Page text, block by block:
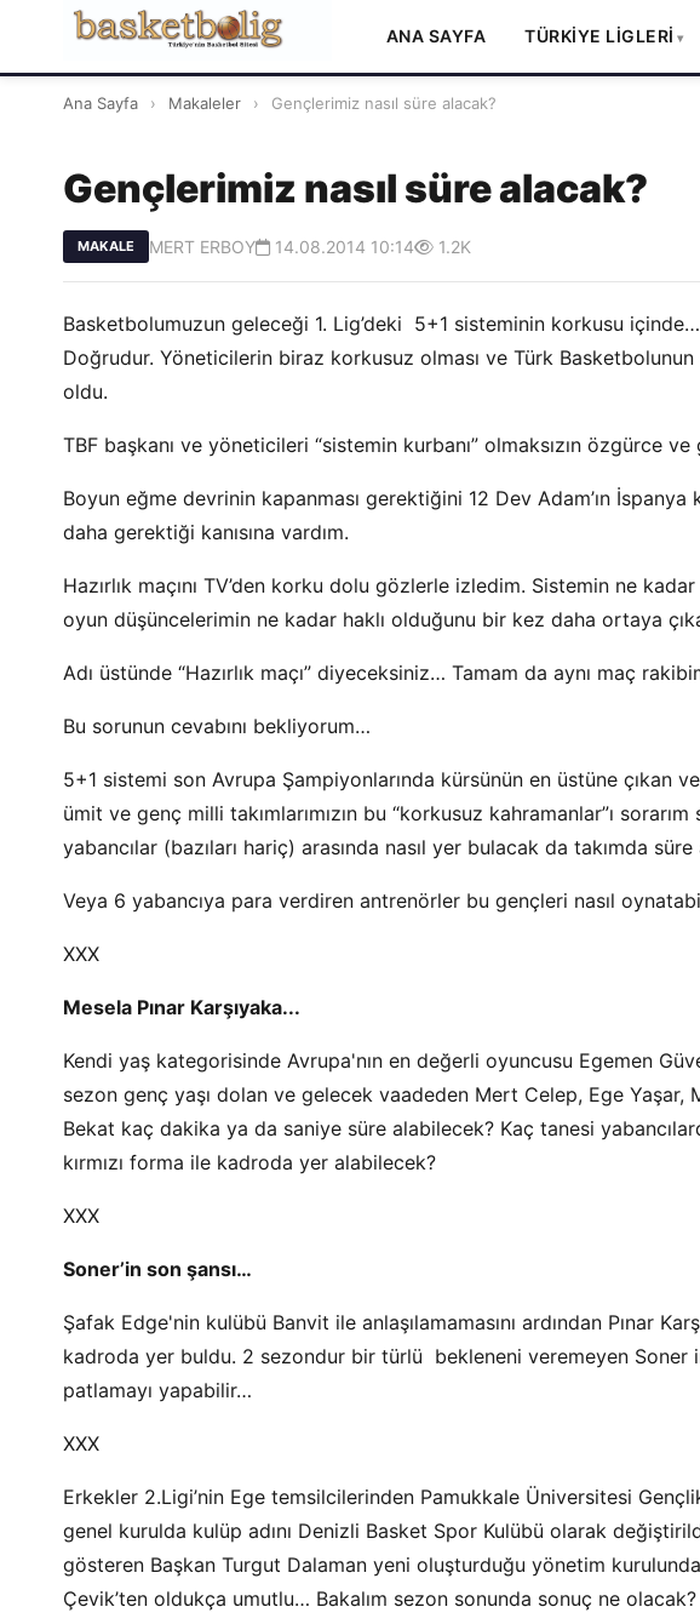
ANA SAYFA TÜRKİYE LİGLERİ
Ana Sayfa › Makaleler › Gençlerimiz nasıl süre alacak?
Gençlerimiz nasıl süre alacak?
MAKALE MERT ERBOY 14.08.2014 10:14 1.2K
Basketbolumuzun geleceği 1. Lig’deki 5+1 sisteminin korkusu
Doğrudur. Yöneticilerin biraz korkusuz olması ve Türk
oldu.
TBF başkanı ve yöneticileri “sistemin kurbanı” olmaksızın özgürce
Boyun eğme devrinin kapanması gerektiğini 12 Dev Adam’ın İspanya
daha gerektiği kanısına vardım.
Hazırlık maçını TV’den korku dolu gözlerle izledim. Sistemin ne
oyun düşüncelerimin ne kadar haklı olduğunu bir kez daha ortaya
Adı üstünde “Hazırlık maçı” diyeceksiniz… Tamam da aynı maç
Bu sorunun cevabını bekliyorum…
5+1 sistemi son Avrupa Şampiyonlarında kürsünün en üstüne çıkan
ümit ve genç milli takımlarımızın bu “korkusuz kahramanlar”ı
yabancılar (bazıları hariç) arasında nasıl yer bulacak da takımda
Veya 6 yabancıya para verdiren antrenörler bu gençleri nasıl
XXX
Mesela Pınar Karşıyaka...
Kendi yaş kategorisinde Avrupa'nın en değerli oyuncusu Egemen
sezon genç yaşı dolan ve gelecek vaadeden Mert Celep, Ege Yaşar,
Bekat kaç dakika ya da saniye süre alabilecek? Kaç tanesi
kırmızı forma ile kadroda yer alabilecek?
XXX
Soner’in son şansı…
Şafak Edge'nin kulübü Banvit ile anlaşılamamasını ardından Pınar
kadroda yer buldu. 2 sezondur bir türlü bekleneni veremeyen Soner
patlamayı yapabilir…
XXX
Erkekler 2.Ligi’nin Ege temsilcilerinden Pamukkale Üniversitesi
genel kurulda kulüp adını Denizli Basket Spor Kulübü olarak
gösteren Başkan Turgut Dalaman yeni oluşturduğu yönetim
Çevik’ten oldukça umutlu… Bakalım sezon sonunda sonuç ne olacak?